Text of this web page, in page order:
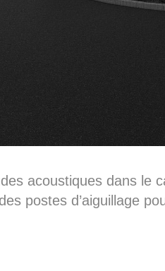
acoustiques dans le
postes d’aiguillage